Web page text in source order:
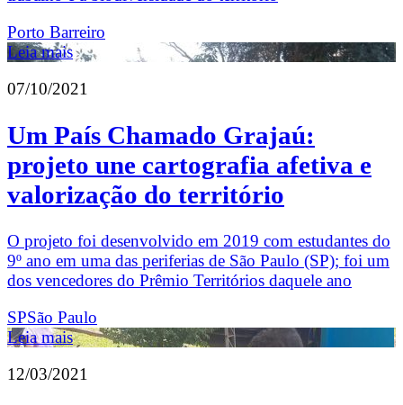
Porto Barreiro
Leia mais
07/10/2021
Um País Chamado Grajaú:
projeto une cartografia afetiva e
valorização do território
O projeto foi desenvolvido em 2019 com estudantes do
9º ano em uma das periferias de São Paulo (SP); foi um
dos vencedores do Prêmio Territórios daquele ano
SPSão Paulo
Leia mais
12/03/2021